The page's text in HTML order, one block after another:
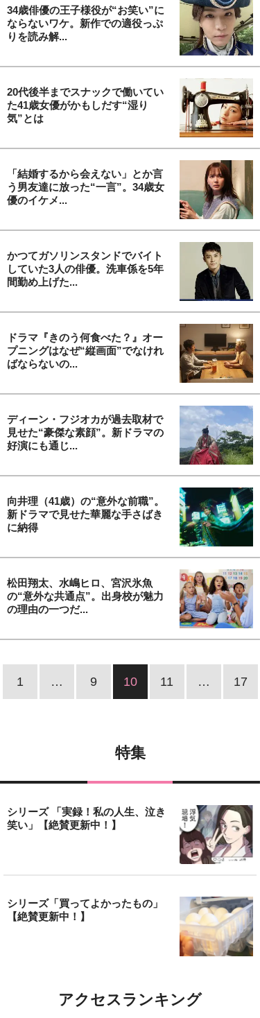
34歳俳優の王子様役が“お笑い”に
ならないワケ。新作での適役っぷ
りを読み解...
20代後半までスナックで働いてい
た41歳女優がかもしだす“湿り
気”とは
「結婚するから会えない」とか言
う男友達に放った“一言”。34歳女
優のイケメ...
かつてガソリンスタンドでバイト
していた3人の俳優。洗車係を5年
間勤め上げた...
ドラマ『きのう何食べた？』オー
プニングはなぜ“縦画面”でなけれ
ばならないの...
ディーン・フジオカが過去取材で
見せた“豪傑な素顔”。新ドラマの
好演にも通じ...
向井理（41歳）の“意外な前職”。
新ドラマで見せた華麗な手さばき
に納得
松田翔太、水嶋ヒロ、宮沢氷魚
の“意外な共通点”。出身校が魅力
の理由の一つだ...
1 … 9 10 11 … 17
特集
シリーズ 「実録！私の人生、泣き
笑い」【絶賛更新中！】
シリーズ「買ってよかったもの」
【絶賛更新中！】
アクセスランキング